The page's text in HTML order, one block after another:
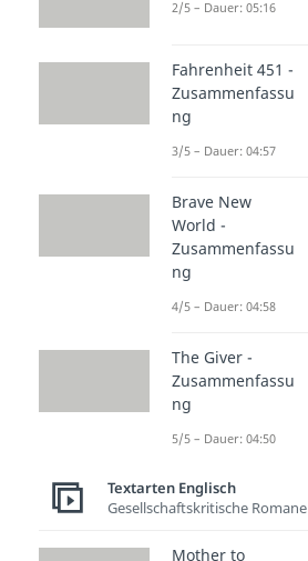
2/5 – Dauer: 05:16
Fahrenheit 451 -
Zusammenfassu
ng
3/5 – Dauer: 04:57
Brave New
World -
Zusammenfassu
ng
4/5 – Dauer: 04:58
The Giver -
Zusammenfassu
ng
5/5 – Dauer: 04:50
Textarten Englisch
Gesellschaftskritische Romane
Mother to